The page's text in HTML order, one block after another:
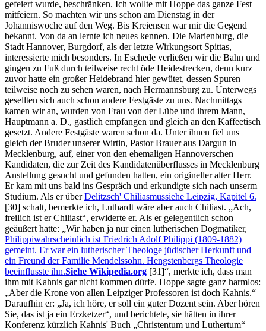
gefeiert wurde, beschränken. Ich wollte mit Hoppe das ganze Fest
mitfeiern. So machten wir uns schon am Dienstag in der
Johanniswoche auf den Weg. Bis Kreiensen war mir die Gegend
bekannt. Von da an lernte ich neues kennen. Die Marienburg, die
Stadt Hannover, Burgdorf, als der letzte Wirkungsort Spittas,
interessierte mich besonders. In Eschede verließen wir die Bahn und
gingen zu Fuß durch teilweise recht öde Heidestrecken, denn kurz
zuvor hatte ein großer Heidebrand hier gewütet, dessen Spuren
teilweise noch zu sehen waren, nach Hermannsburg zu. Unterwegs
gesellten sich auch schon andere Festgäste zu uns. Nachmittags
kamen wir an, wurden von Frau von der Lübe und ihrem Mann,
Hauptmann a. D., gastlich empfangen und gleich an den Kaffeetisch
gesetzt. Andere Festgäste waren schon da. Unter ihnen fiel uns
gleich der Bruder unserer Wirtin, Pastor Brauer aus Dargun in
Mecklenburg, auf, einer von den ehemaligen Hannoverschen
Kandidaten, die zur Zeit des Kandidatenüberflusses in Mecklenburg
Anstellung gesucht und gefunden hatten, ein origineller alter Herr.
Er kam mit uns bald ins Gespräch und erkundigte sich nach unserm
Studium. Als er überDelitzsch' Chiliasmussiehe Leipzig, Kapitel 6.
[30] schalt, bemerkte ich, Luthardt wäre aber auch Chiliast.
Ach,
freilich ist er Chiliast , erwiderte er. Als er gelegentlich schon
geäußert hatte:
Wir haben ja nur einen lutherischen Dogmatiker,
Philippiwahrscheinlich ist Friedrich Adolf Philippi (1809-1882)
gemeint. Er war ein lutherischer Theologe jüdischer Herkunft und
ein Freund der Familie Mendelssohn. Hengstenbergs Theologie
beeinflusste ihn.Siehe Wikipedia.org [31] , merkte ich, dass man
ihm mit Kahnis gar nicht kommen dürfe. Hoppe sagte ganz harmlos:
Aber die Krone von allen Leipziger Professoren ist doch Kahnis.
Daraufhin er:
Ja, ich höre, er soll ein guter Dozent sein. Aber hören
Sie, das ist ja ein Erzketzer , und berichtete, sie hätten in ihrer
Konferenz kürzlich Kahnis' Buch
Christentum und Luthertum